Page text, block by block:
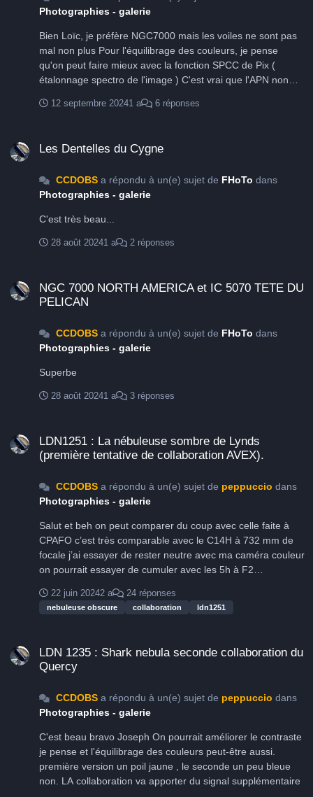
Photographies - galerie
Bien Loïc, je préfère NGC7000 mais les voiles ne sont pas
mal non plus Pour l'équilibrage des couleurs, je pense
qu'on peut faire mieux avec la fonction SPCC de Pix (
étalonnage spectro de l'image ) C'est vrai que l'APN non
12 septembre 20241 a 6 réponses
Les Dentelles du Cygne
CCDOBSa répondu à un(e) sujet de FHoTo dans
Photographies - galerie
C'est très beau...
28 août 20241 a 2 réponses
NGC 7000 NORTH AMERICA et IC 5070 TETE DU
PELICAN
CCDOBSa répondu à un(e) sujet de FHoTo dans
Photographies - galerie
Superbe
28 août 20241 a 3 réponses
LDN1251 : La nébuleuse sombre de Lynds
(première tentative de collaboration AVEX).
CCDOBSa répondu à un(e) sujet de peppuccio dans
Photographies - galerie
Salut et beh on peut comparer du coup avec celle faite à
CPAFO c’est très comparable avec le C14H à 732 mm de
focale j’ai essayer de rester neutre avec ma caméra couleur
on pourrait essayer de cumuler avec les 5h à F2
22 juin 20242 a 24 réponses
nebuleuse obscure collaboration ldn1251
LDN 1235 : Shark nebula seconde collaboration du
Quercy
CCDOBSa répondu à un(e) sujet de peppuccio dans
Photographies - galerie
C'est beau bravo Joseph On pourrait améliorer le contraste
je pense et l'équilibrage des couleurs peut-être aussi.
première version un poil jaune , le seconde un peu bleue
non. LA collaboration va apporter du signal supplémentaire